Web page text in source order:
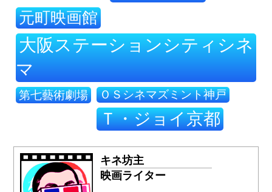
元町映画館
大阪ステーションシティシネ
マ
第七藝術劇場 ＯＳシネマズミント神戸
Ｔ・ジョイ京都
キネ坊主
映画ライター